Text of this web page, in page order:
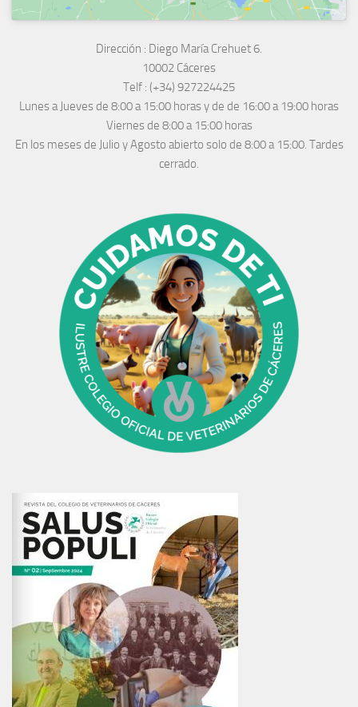
Dirección : Diego María Crehuet 6.
10002 Cáceres
Telf : (+34) 927224425
Lunes a Jueves de 8:00 a 15:00 horas y de de 16:00 a 19:00 horas
Viernes de 8:00 a 15:00 horas
En los meses de Julio y Agosto abierto solo de 8:00 a 15:00. Tardes
cerrado.